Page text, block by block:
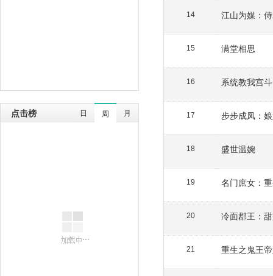
点击榜 日 周 月
14 江山为媒：
15 满堂相思
16 系统教我宫斗
17 步步成凤：
18 盛世温婉
19 名门庶女：
20 冷面郡王：
21 重生之鬼王